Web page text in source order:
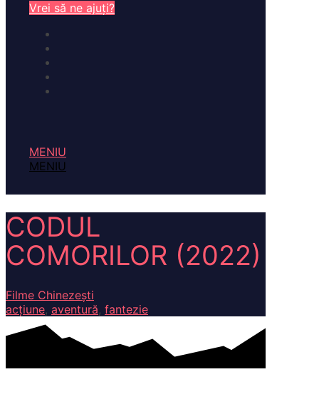
Vrei să ne ajuți?
MENIU
MENIU
CODUL
COMORILOR (2022)
Filme Chinezești
acțiune, aventură, fantezie